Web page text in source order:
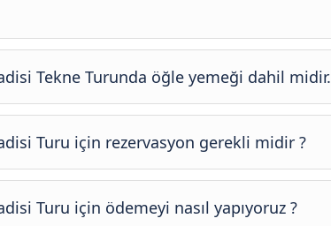
Tekne Turunda öğle yemeği dahil midir.
Turu için rezervasyon gerekli midir ?
Turu için ödemeyi nasıl yapıyoruz ?